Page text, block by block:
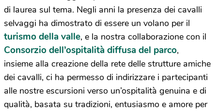
di laurea sul tema. Negli anni la presenza dei cavalli
selvaggi ha dimostrato di essere un volano per il
turismo della valle, e la nostra collaborazione con il
Consorzio dell’ospitalità diffusa del parco,
insieme alla creazione della rete delle strutture amiche
dei cavalli, ci ha permesso di indirizzare i partecipanti
alle nostre escursioni verso un’ospitalità genuina e di
qualità, basata su tradizioni, entusiasmo e amore per